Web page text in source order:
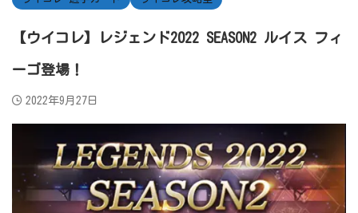
【ウイコレ】レジェンド2022 SEASON2 ルイス フィ
ーゴ登場！
2022年9月27日